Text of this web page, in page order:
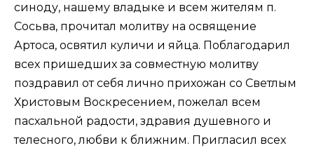
синоду, нашему владыке и всем жителям п.
Сосьва, прочитал молитву на освящение
Артоса, освятил куличи и яйца. Поблагодарил
всех пришедших за совместную молитву
поздравил от себя лично прихожан со Светлым
Христовым Воскресением, пожелал всем
пасхальной радости, здравия душевного и
телесного, любви к ближним. Пригласил всех